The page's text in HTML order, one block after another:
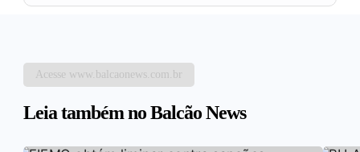
Acesse www.balcaonews.com.br
Leia também no Balcão News